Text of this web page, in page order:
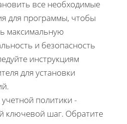
все необходимые
для программы, чтобы
максимальную
и безопасность
инструкциям
для установки
политики -
ключевой шаг. Обратите